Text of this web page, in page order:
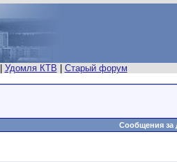
Удомля КТВ Старый форум
Сообщения за